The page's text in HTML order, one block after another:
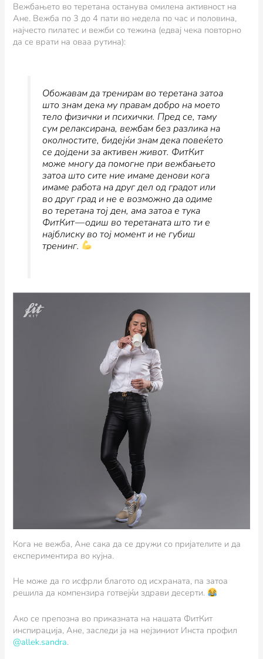
Вежбањето во теретана останува омилена активност на
Ане. Вежба по 3 до 4 пати во недела по час и половина,
најчесто пилатес и вежби со тежина (едвај чека повторно
да се врати на оваа рутина):
Обожавам да тренирам во теретана затоа
што знам дека му правам добро на моето
тело физички и психички. Пред се, таму
сум релаксирана, вежбам без разлика на
околностите, бидејќи знам дека повеќето
се дојдени за активен живот. ФитКит
може многу да помогне при вежбањето
затоа што сите ние имаме денови кога
имаме работа на друг дел од градот или
во друг град и не е возможно да одиме
во теретана тој ден, ама затоа е тука
ФитКит — одиш во теретаната што ти е
најблиску во тој момент и не губиш
тренинг.
Кога не вежба, Ане сака да се дружи со пријателите и да
експериментира во кујна.
Не може да го исфрли благото од исхраната, па затоа
решила да компензира готвејќи здрави десерти.
Ако се препозна во приказната на нашата ФитКит
инспирација, Ане, заследи ја на нејзиниот Инста профил
@allek.sandra.